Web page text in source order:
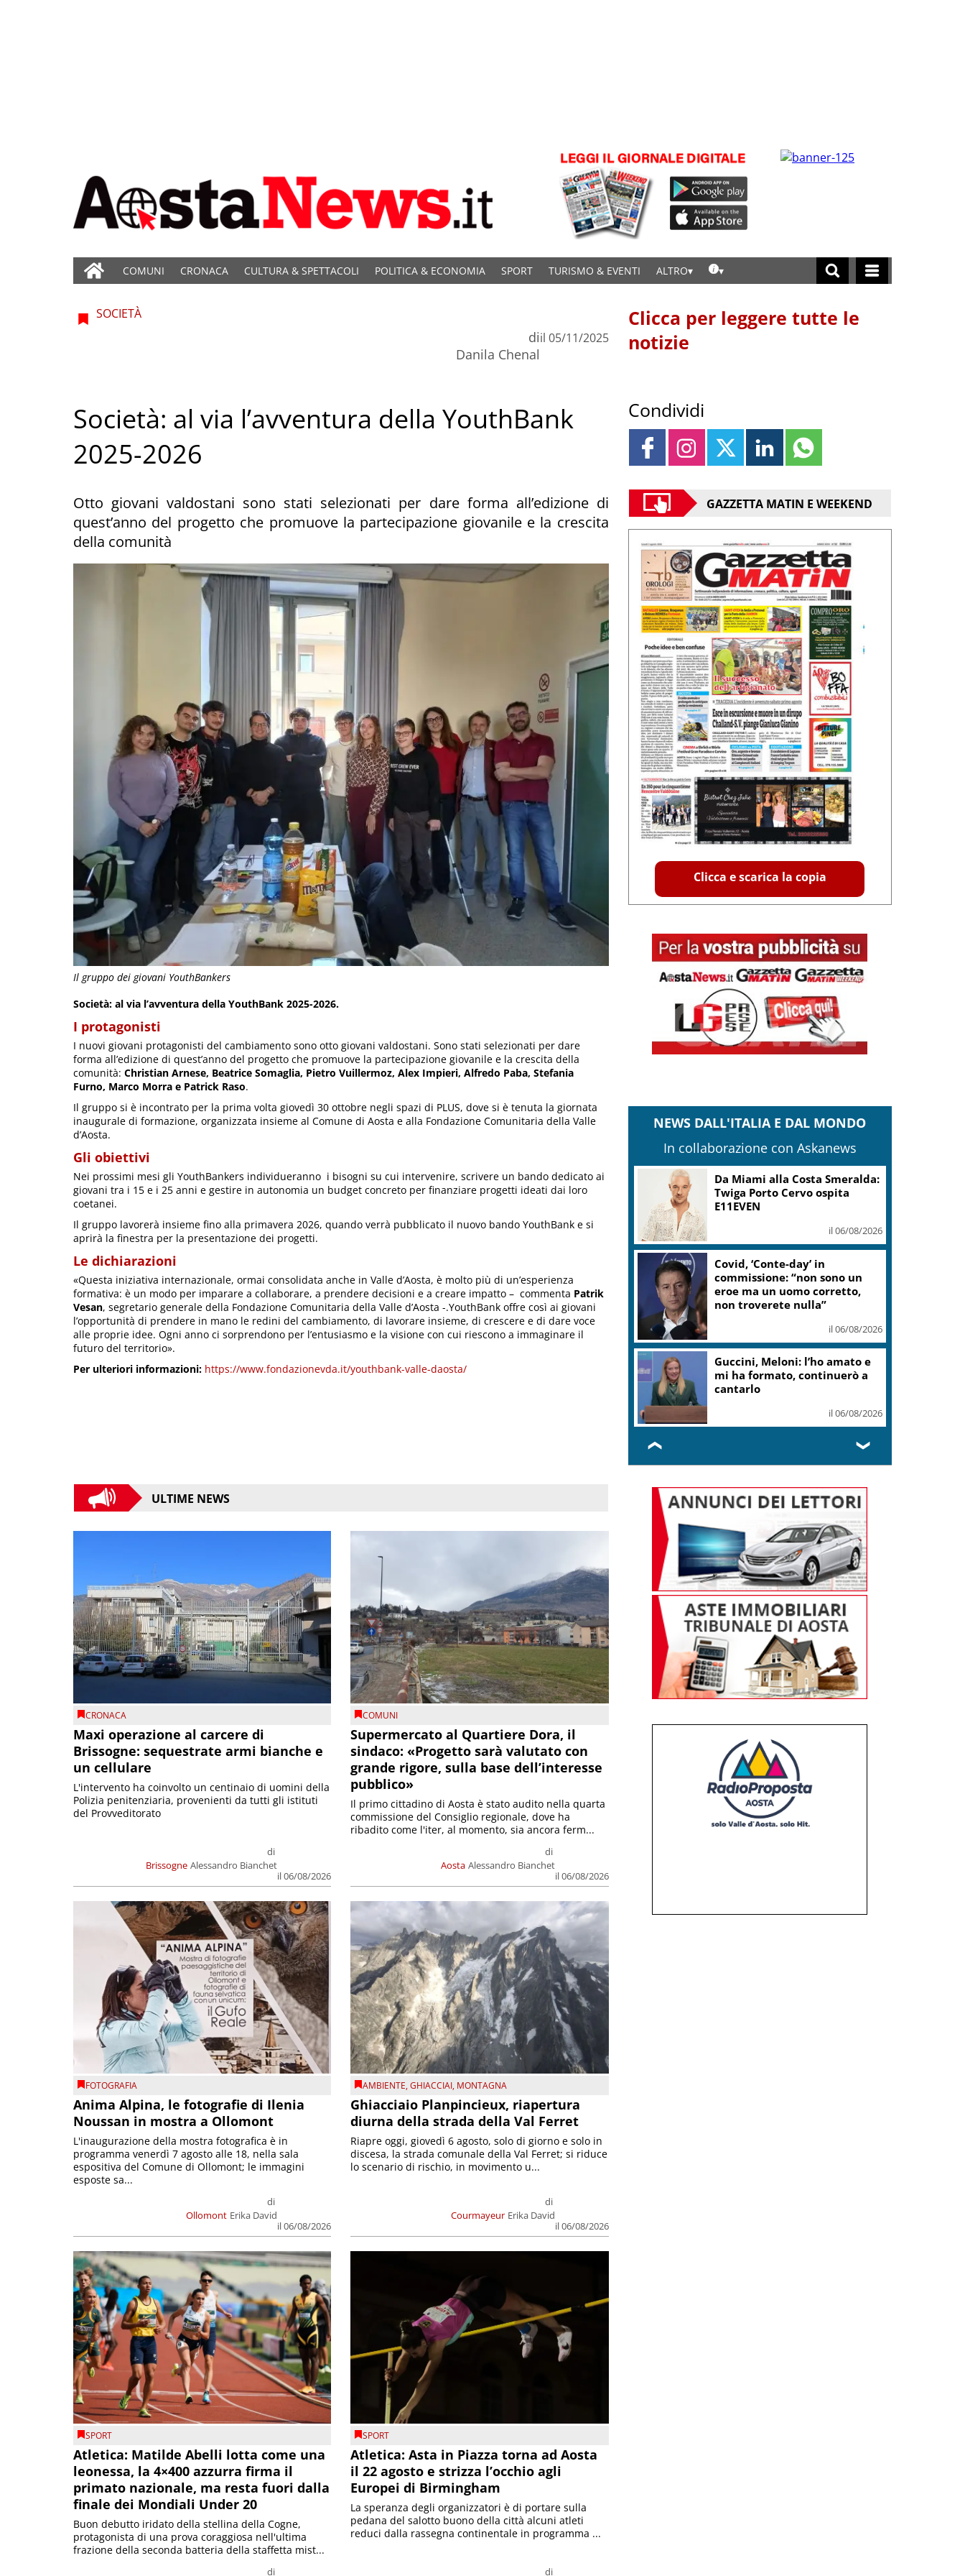
COMUNI CRONACA CULTURA & SPETTACOLI POLITICA & ECONOMIA SPORT TURISMO & EVENTI ALTRO
Il gruppo dei giovani YouthBankers
SOCIETÀ
di
Danila Chenal
il 05/11/2025
Società: al via l’avventura della YouthBank
2025-2026
Otto giovani valdostani sono stati selezionati per dare forma all’edizione di
quest’anno del progetto che promuove la partecipazione giovanile e la crescita
della comunità
Società: al via l’avventura della YouthBank 2025-2026.
I protagonisti
I nuovi giovani protagonisti del cambiamento sono otto giovani valdostani. Sono stati selezionati per dare
forma all’edizione di quest’anno del progetto che promuove la partecipazione giovanile e la crescita della
comunità: Christian Arnese, Beatrice Somaglia, Pietro Vuillermoz, Alex Impieri, Alfredo Paba, Stefania
Furno, Marco Morra e Patrick Raso.
Il gruppo si è incontrato per la prima volta giovedì 30 ottobre negli spazi di PLUS, dove si è tenuta la giornata
inaugurale di formazione, organizzata insieme al Comune di Aosta e alla Fondazione Comunitaria della Valle
d’Aosta.
Gli obiettivi
Nei prossimi mesi gli YouthBankers individueranno i bisogni su cui intervenire, scrivere un bando dedicato ai
giovani tra i 15 e i 25 anni e gestire in autonomia un budget concreto per finanziare progetti ideati dai loro
coetanei.
Il gruppo lavorerà insieme fino alla primavera 2026, quando verrà pubblicato il nuovo bando YouthBank e si
aprirà la finestra per la presentazione dei progetti.
Le dichiarazioni
«Questa iniziativa internazionale, ormai consolidata anche in Valle d’Aosta, è molto più di un’esperienza
formativa: è un modo per imparare a collaborare, a prendere decisioni e a creare impatto – commenta Patrik
Vesan, segretario generale della Fondazione Comunitaria della Valle d’Aosta -.YouthBank offre così ai giovani
l’opportunità di prendere in mano le redini del cambiamento, di lavorare insieme, di crescere e di dare voce
alle proprie idee. Ogni anno ci sorprendono per l’entusiasmo e la visione con cui riescono a immaginare il
futuro del territorio».
Per ulteriori informazioni: https://www.fondazionevda.it/youthbank-valle-daosta/
ULTIME NEWS
CRONACA
Maxi operazione al carcere di
Brissogne: sequestrate armi bianche e
un cellulare
Brissogne
di
Alessandro Bianchet
il 06/08/2026
L'intervento ha coinvolto un centinaio di uomini della
Polizia penitenziaria, provenienti da tutti gli istituti
del Provveditorato
COMUNI
Supermercato al Quartiere Dora, il
sindaco: «Progetto sarà valutato con
grande rigore, sulla base dell’interesse
pubblico»
Aosta
di
Alessandro Bianchet
il 06/08/2026
Il primo cittadino di Aosta è stato audito nella quarta
commissione del Consiglio regionale, dove ha
ribadito come l'iter, al momento, sia ancora ferm...
FOTOGRAFIA
Anima Alpina, le fotografie di Ilenia
Noussan in mostra a Ollomont
Ollomont
di
Erika David
il 06/08/2026
L'inaugurazione della mostra fotografica è in
programma venerdì 7 agosto alle 18, nella sala
espositiva del Comune di Ollomont; le immagini
esposte sa...
AMBIENTE,GHIACCIAI, MONTAGNA
Ghiacciaio Planpincieux, riapertura
diurna della strada della Val Ferret
Courmayeur
di
Erika David
il 06/08/2026
Riapre oggi, giovedì 6 agosto, solo di giorno e solo in
discesa, la strada comunale della Val Ferret; si riduce
lo scenario di rischio, in movimento u...
SPORT
Atletica: Matilde Abelli lotta come una
leonessa, la 4×400 azzurra firma il
primato nazionale, ma resta fuori dalla
finale dei Mondiali Under 20
di
Buon debutto iridato della stellina della Cogne,
protagonista di una prova coraggiosa nell'ultima
frazione della seconda batteria della staffetta mist...
SPORT
Atletica: Asta in Piazza torna ad Aosta
il 22 agosto e strizza l’occhio agli
Europei di Birmingham
di
La speranza degli organizzatori è di portare sulla
pedana del salotto buono della città alcuni atleti
reduci dalla rassegna continentale in programma ...
Clicca per leggere tutte le
notizie
Condividi
GAZZETTA MATIN E WEEKEND
Clicca e scarica la copia
NEWS DALL'ITALIA E DAL MONDO
In collaborazione con Askanews
Da Miami alla Costa Smeralda:
Twiga Porto Cervo ospita
E11EVEN
il 06/08/2026
Covid, ‘Conte-day’ in
commissione: “non sono un
eroe ma un uomo corretto,
non troverete nulla”
il 06/08/2026
Guccini, Meloni: l’ho amato e
mi ha formato, continuerò a
cantarlo
il 06/08/2026
❮ ❯